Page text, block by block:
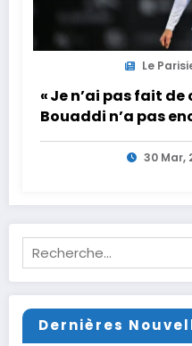
Le
« Je n’ai pas fait de
Bouaddi n’a pas
la France et le
30 Mar,
Dernières